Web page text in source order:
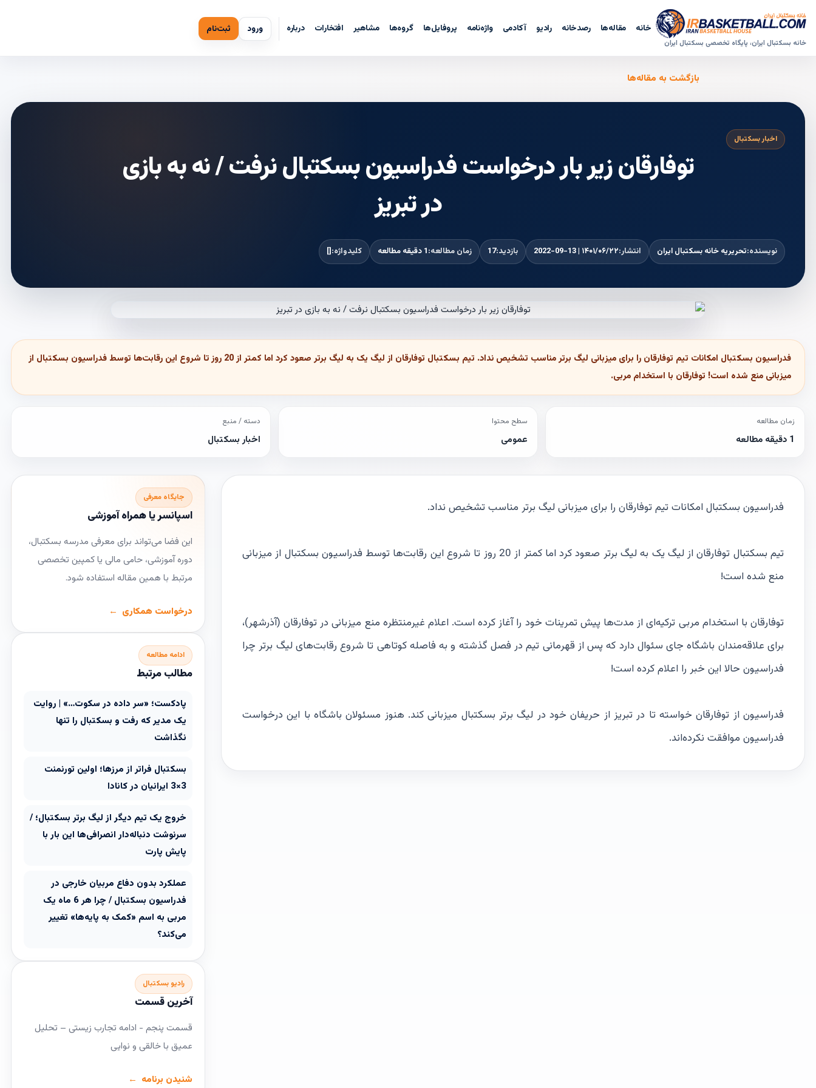
خانه بسکتبال ایران، پایگاه تخصصی بسکتبال ایران
خانه مقاله‌ها رصدخانه رادیو آکادمی واژه‌نامه پروفایل‌ها گروه‌ها مشاهیر افتخارات درباره ورود ثبت‌نام
بازگشت به مقاله‌ها
اخبار بسکتبال
توفارقان زیر بار درخواست فدراسیون بسکتبال نرفت / نه به بازی
در تبریز
نویسنده:تحریریه خانه بسکتبال ایران انتشار:۱۴۰۱/۰۶/۲۲ | 2022-09-13 بازدید:17 زمان مطالعه:1 دقیقه مطالعه کلیدواژه:[]
فدراسیون بسکتبال امکانات تیم توفارقان را برای میزبانی لیگ برتر مناسب تشخیص نداد. تیم بسکتبال توفارقان از لیگ یک به لیگ برتر صعود کرد اما کمتر از 20 روز تا شروع این رقابت‌ها توسط فدراسیون بسکتبال از
میزبانی منع شده است! توفارقان با استخدام مربی.
زمان مطالعه
1 دقیقه مطالعه
سطح محتوا
عمومی
دسته / منبع
اخبار بسکتبال
فدراسیون بسکتبال امکانات تیم توفارقان را برای میزبانی لیگ برتر مناسب تشخیص نداد.
تیم بسکتبال توفارقان از لیگ یک به لیگ برتر صعود کرد اما کمتر از 20 روز تا شروع این رقابت‌ها توسط فدراسیون بسکتبال از میزبانی
منع شده است!
توفارقان با استخدام مربی ترکیه‌ای از مدت‌ها پیش تمرینات خود را آغاز کرده است. اعلام غیرمنتظره منع میزبانی در توفارقان (آذرشهر)،
برای علاقه‌مندان باشگاه جای سئوال دارد که پس از قهرمانی تیم در فصل گذشته و به فاصله کوتاهی تا شروع رقابت‌های لیگ برتر چرا
فدراسیون حالا این خبر را اعلام کرده است!
فدراسیون از توفارقان خواسته تا در تبریز از حریفان خود در لیگ برتر بسکتبال میزبانی کند. هنوز مسئولان باشگاه با این درخواست
فدراسیون موافقت نکرده‌اند.
جایگاه معرفی
اسپانسر یا همراه آموزشی
این فضا می‌تواند برای معرفی مدرسه بسکتبال،
دوره آموزشی، حامی مالی یا کمپین تخصصی
مرتبط با همین مقاله استفاده شود.
درخواست همکاری
ادامه مطالعه
مطالب مرتبط
پادکست؛ «سر داده در سکوت…» | روایت
یک مدیر که رفت و بسکتبال را تنها
نگذاشت
بسکتبال فراتر از مرزها؛ اولین تورنمنت
3×3 ایرانیان در کانادا
خروج یک تیم دیگر از لیگ برتر بسکتبال؛ /
سرنوشت دنباله‌دار انصرافی‌ها این بار با
پایش پارت
عملکرد بدون دفاع مربیان خارجی در
فدراسیون بسکتبال / چرا هر 6 ماه یک
مربی به اسم «کمک به پایه‌ها» تغییر
می‌کند؟
رادیو بسکتبال
آخرین قسمت
قسمت پنجم - ادامه تجارب زیستی – تحلیل
عمیق با خالقی و نوایی
شنیدن برنامه